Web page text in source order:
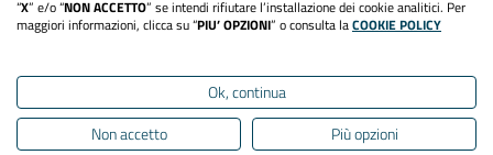
Dichiarazione di accessibilità
Mappa del sito
“X” e/o “NON ACCETTO” se intendi rifiutare l’installazione dei cookie analitici. Per
maggiori informazioni, clicca su “PIU’ OPZIONI” o consulta laCOOKIE POLICY
Ok, continua
Non accetto
Più opzioni